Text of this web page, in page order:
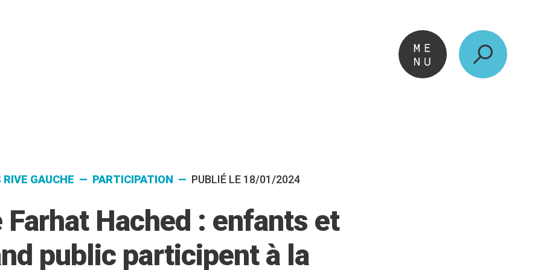
RIVE GAUCHE — PARTICIPATION — PUBLIÉ LE 18/01/2024
Farhat Hached : enfants et
public participent à la